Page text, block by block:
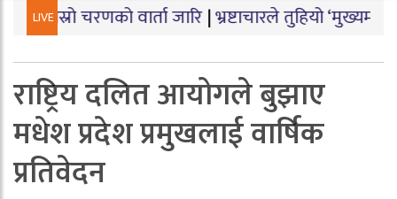
LIVE
वार्ता जारि|भ्रष्टाचारले तुहियो ‘मुख्यमन्त्री बेटी
राष्ट्रिय दलित आयोगले बुझाए
मधेश प्रदेश प्रमुखलाई वार्षिक
प्रतिवेदन